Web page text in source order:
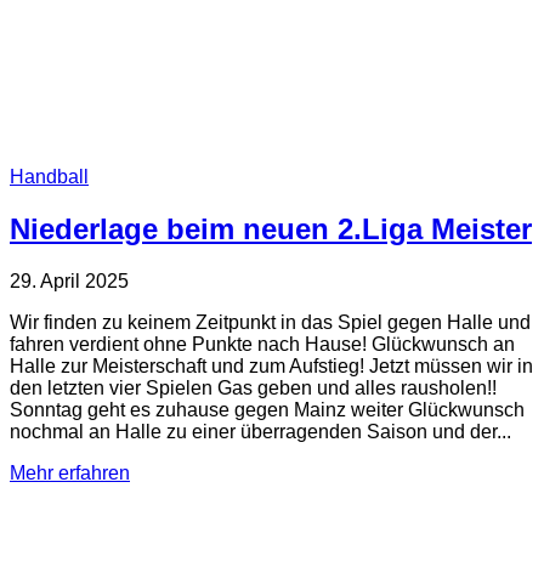
Handball
Niederlage beim neuen 2.Liga Meister
29. April 2025
Wir finden zu keinem Zeitpunkt in das Spiel gegen Halle und
fahren verdient ohne Punkte nach Hause! Glückwunsch an
Halle zur Meisterschaft und zum Aufstieg! Jetzt müssen wir in
den letzten vier Spielen Gas geben und alles rausholen!!
Sonntag geht es zuhause gegen Mainz weiter Glückwunsch
nochmal an Halle zu einer überragenden Saison und der...
Mehr erfahren